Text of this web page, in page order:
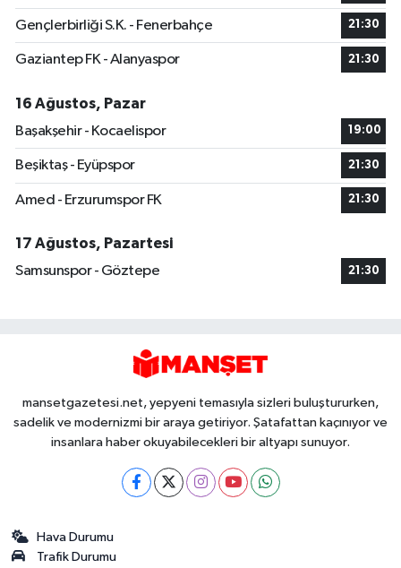
Gençlerbirliği S.K. - Fenerbahçe 21:30
Gaziantep FK - Alanyaspor 21:30
16 Ağustos, Pazar
Başakşehir - Kocaelispor
19:00
Beşiktaş - Eyüpspor 21:30
Amed - Erzurumspor FK 21:30
17 Ağustos, Pazartesi
Samsunspor - Göztepe
21:30
mansetgazetesi.net, yepyeni temasıyla sizleri buluştururken,
sadelik ve modernizmi bir araya getiriyor. Şatafattan kaçınıyor ve
insanlara haber okuyabilecekleri bir altyapı sunuyor.
Hava Durumu
Trafik Durumu